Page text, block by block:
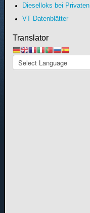
Dieselloks bei Privaten
VT Datenblätter
Translator